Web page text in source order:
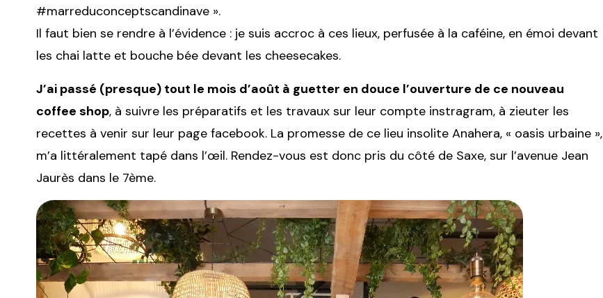
#marreduconceptscandinave ».
Il faut bien se rendre à l’évidence : je suis accroc à ces lieux, perfusée à la caféine, en émoi devant
les chai latte et bouche bée devant les cheesecakes.
J’ai passé (presque) tout le mois d’août à guetter en douce l’ouverture de ce nouveau
coffee shop, à suivre les préparatifs et les travaux sur leur compte instragram, à zieuter les
recettes à venir sur leur page facebook. La promesse de ce lieu insolite Anahera, « oasis urbaine »,
m’a littéralement tapé dans l’œil. Rendez-vous est donc pris du côté de Saxe, sur l’avenue Jean
Jaurès dans le 7ème.